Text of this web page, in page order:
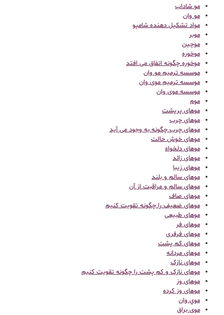
مو شاداب
مو وان
مواد تشکیل دهنده شامپو
موبر
موچین
موخوره
موخوره چگونه اتفاق می افتد
موسسه ترمیم مو وان
موسسه ترمیم موی وان
موسسه موی وان
موم
موهای پرپشت
موهای چرب
موهای چرب چگونه به وجود می آید
موهای خوش حالت
موهای دلخواه
موهای زائد
موهای زیبا
موهای سالم و بلند
موهای سالم و مراقبت از آن
موهای صاف
موهای ضعیف را چگونه تقویت کنیم
موهای طبیعی
موهای فر
موهای فرفری
موهای کم پشت
موهای مردانه
موهای نازک
موهای نازک و کم پشت را چگونه تقویت کنیم
موهای وز
موهای وز کرده
موي وان
موی براق